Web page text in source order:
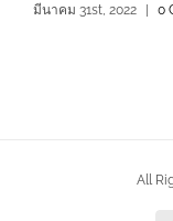
มีนาคม 31st, 2022 | 0
All